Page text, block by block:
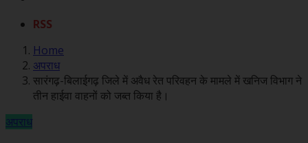
RSS
Home
अपराध
सारंगढ़-बिलाईगढ़ जिले में अवैध रेत परिवहन के मामले में खनिज विभाग ने
तीन हाईवा वाहनों को जब्त किया है।
अपराध